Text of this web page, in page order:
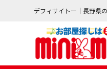
デフィサイトー｜長野県